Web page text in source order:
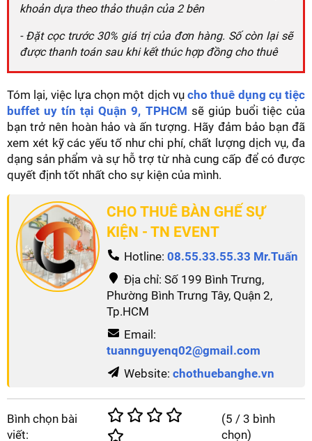
khoản dựa theo thảo thuận của 2 bên
- Đặt cọc trước 30% giá trị của đơn hàng. Số còn lại sẽ
được thanh toán sau khi kết thúc hợp đồng cho thuê
Tóm lại, việc lựa chọn một dịch vụ cho thuê dụng cụ tiệc
buffet uy tín tại Quận 9, TPHCM sẽ giúp buổi tiệc của
bạn trở nên hoàn hảo và ấn tượng. Hãy đảm bảo bạn đã
xem xét kỹ các yếu tố như chi phí, chất lượng dịch vụ, đa
dạng sản phẩm và sự hỗ trợ từ nhà cung cấp để có được
quyết định tốt nhất cho sự kiện của mình.
CHO THUÊ BÀN GHẾ SỰ
KIỆN - TN EVENT
Hotline: 08.55.33.55.33 Mr.Tuấn
Địa chỉ: Số 199 Bình Trưng,
Phường Bình Trưng Tây, Quận 2,
Tp.HCM
Email:
tuannguyenq02@gmail.com
Website: chothuebanghe.vn
Bình chọn bài
viết:
(5 / 3 bình
chọn)